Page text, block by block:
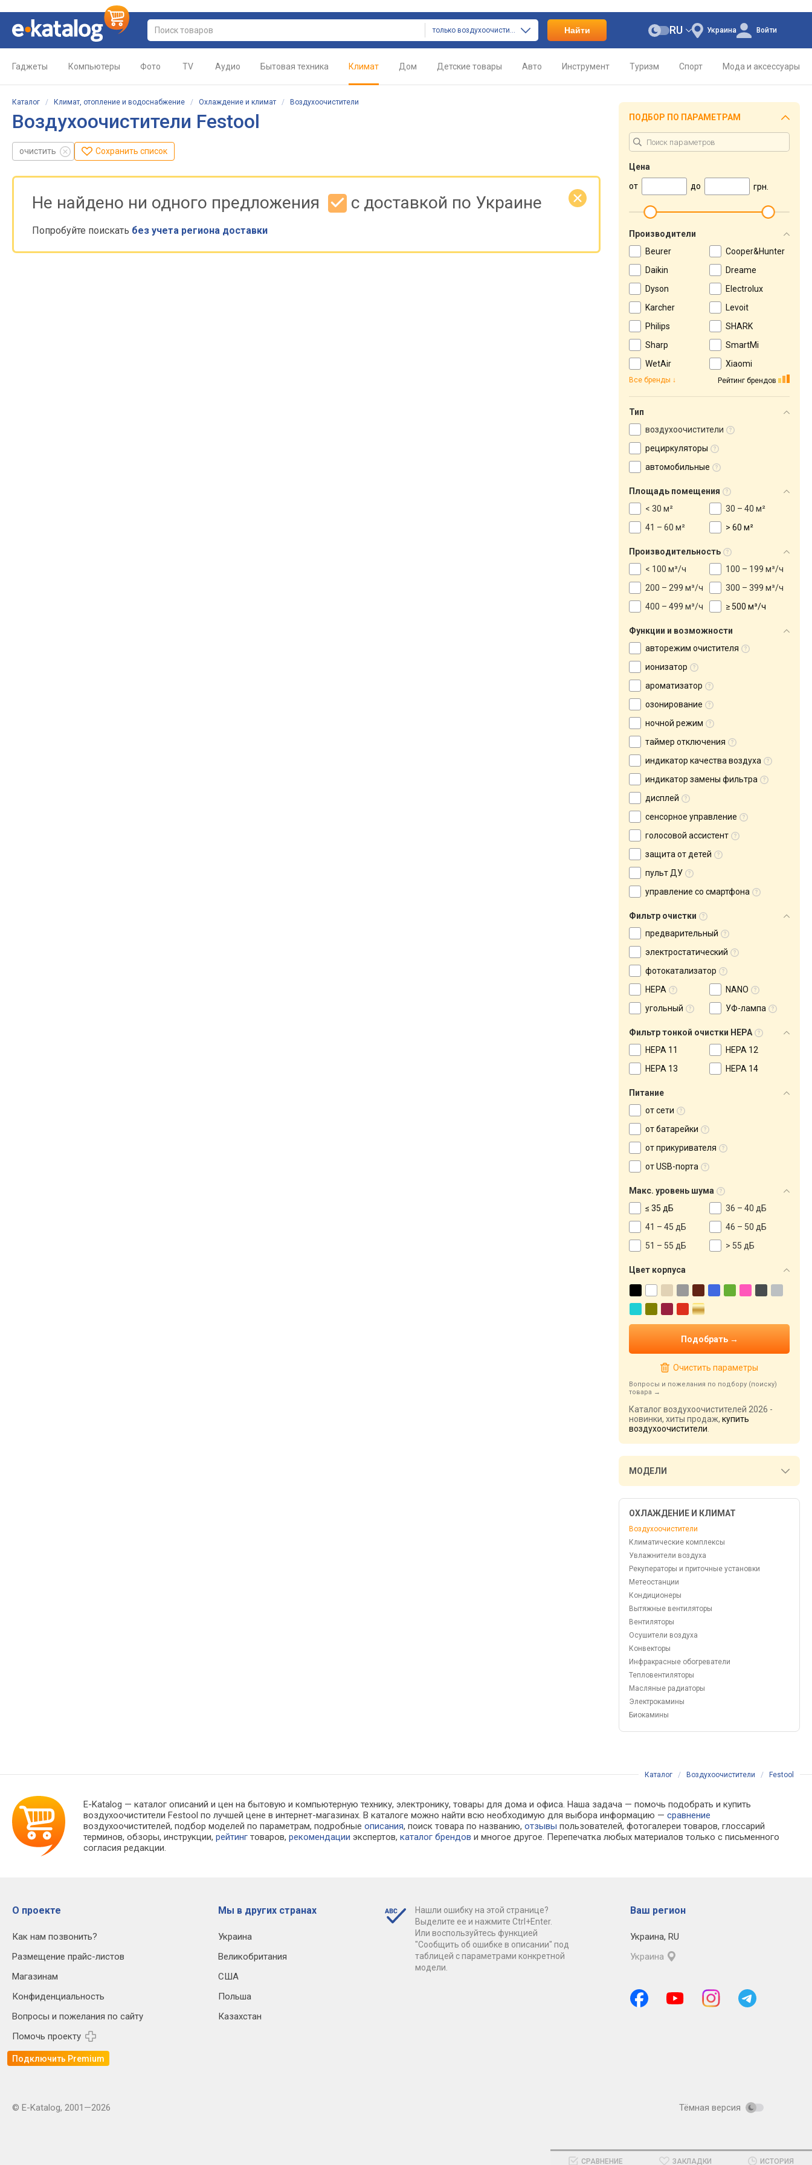
только воздухоочистители Найти Украина
RU Войти
Гаджеты Компьютеры Фото TV Аудио Бытовая техника Климат Дом Детские товары Авто Инструмент Туризм Спорт Мода и аксессуары
Каталог / Климат, отопление и водоснабжение / Охлаждение и климат / Воздухоочистители
Воздухоочистители Festool
очистить Сохранить список
Не найдено ни одного предложения с доставкой по Украине
Попробуйте поискать без учета региона доставки
ПОДБОР ПО ПАРАМЕТРАМ
Цена
от
до грн.
Производители
Beurer
Cooper&Hunter
Daikin
Dreame
Dyson
Electrolux
Karcher
Levoit
Philips
SHARK
Sharp
SmartMi
WetAir
Xiaomi
Рейтинг брендов
Все бренды
Тип
воздухоочистители
рециркуляторы
автомобильные
Площадь помещения
< 30 м²
30 – 40 м²
41 – 60 м²
> 60 м²
Производительность
< 100 м³/ч
100 – 199 м³/ч
200 – 299 м³/ч
300 – 399 м³/ч
400 – 499 м³/ч
≥ 500 м³/ч
Функции и возможности
авторежим очистителя
ионизатор
ароматизатор
озонирование
ночной режим
таймер отключения
индикатор качества воздуха
индикатор замены фильтра
дисплей
сенсорное управление
голосовой ассистент
защита от детей
пульт ДУ
управление со смартфона
Фильтр очистки
предварительный
электростатический
фотокатализатор
HEPA
NANO
угольный
УФ-лампа
Фильтр тонкой очистки HEPA
HEPA 11
HEPA 12
HEPA 13
HEPA 14
Питание
от сети
от батарейки
от прикуривателя
от USB-порта
Макс. уровень шума
≤ 35 дБ
36 – 40 дБ
41 – 45 дБ
46 – 50 дБ
51 – 55 дБ
> 55 дБ
Цвет корпуса
Очистить параметры
Вопросы и пожелания по подбору (поиску)
товара
Каталог воздухоочистителей 2026 -
новинки, хиты продаж, купить
воздухоочистители
МОДЕЛИ
ОХЛАЖДЕНИЕ И КЛИМАТ
Воздухоочистители
Климатические комплексы
Увлажнители воздуха
Рекуператоры и приточные установки
Метеостанции
Кондиционеры
Вытяжные вентиляторы
Вентиляторы
Осушители воздуха
Конвекторы
Инфракрасные обогреватели
Тепловентиляторы
Масляные радиаторы
Электрокамины
Биокамины
Каталог / Воздухоочистители / Festool
E-Katalog — каталог описаний и цен на бытовую и компьютерную технику, электронику, товары для дома и офиса. Наша задача — помочь подобрать и купить
воздухоочистители Festool по лучшей цене в интернет-магазинах. В каталоге можно найти всю необходимую для выбора информацию —сравнение
воздухоочистителей, подбор моделей по параметрам, подробныеописания, поиск товара по названию,отзывы пользователей, фотогалереи товаров, глоссарий
терминов, обзоры, инструкции,рейтинг товаров,рекомендации экспертов,каталог брендов и многое другое. Перепечатка любых материалов только с письменного
согласия редакции.
О проекте
Как нам позвонить?
Размещение прайс-листов
Магазинам
Конфиденциальность
Вопросы и пожелания по сайту
Помочь проекту
Подключить Premium
Мы в других странах
Украина
Великобритания
США
Польша
Казахстан
Нашли ошибку на этой странице?
Выделите ее и нажмите Ctrl+Enter.
Или воспользуйтесь функцией
"Сообщить об ошибке в описании" под
таблицей с параметрами конкретной
модели.
Ваш регион
Украина, RU
Украина
© E-Katalog, 2001—2026 Тёмная версия
СРАВНЕНИЕ ЗАКЛАДКИ ИСТОРИЯ